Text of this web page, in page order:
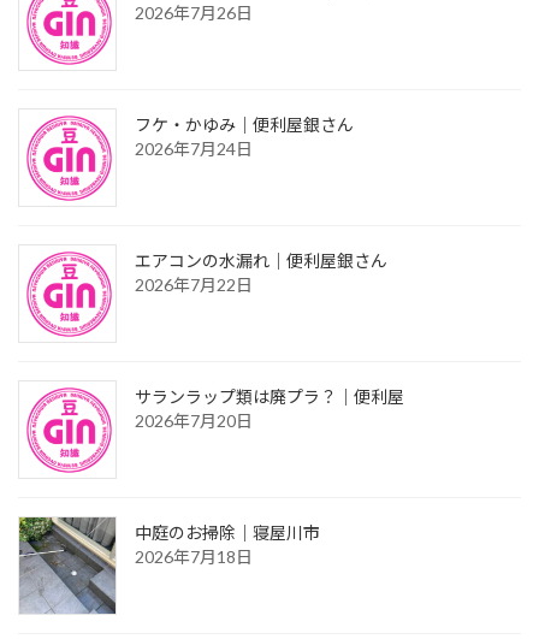
2026年7月26日
フケ・かゆみ｜便利屋銀さん
2026年7月24日
エアコンの水漏れ｜便利屋銀さん
2026年7月22日
サランラップ類は廃プラ？｜便利屋
2026年7月20日
中庭のお掃除｜寝屋川市
2026年7月18日